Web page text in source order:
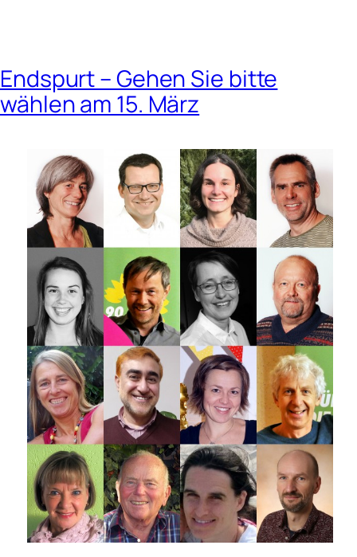
Endspurt – Gehen Sie bitte
wählen am 15. März